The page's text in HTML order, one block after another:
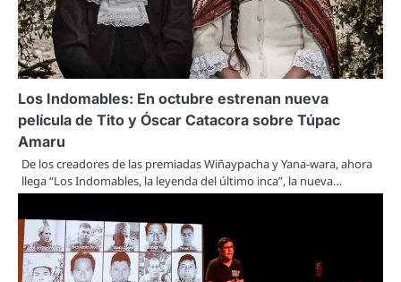
Los Indomables: En octubre estrenan nueva
película de Tito y Óscar Catacora sobre Túpac
Amaru
De los creadores de las premiadas Wiñaypacha y Yana-wara, ahora
llega “Los Indomables, la leyenda del último inca”, la nueva…